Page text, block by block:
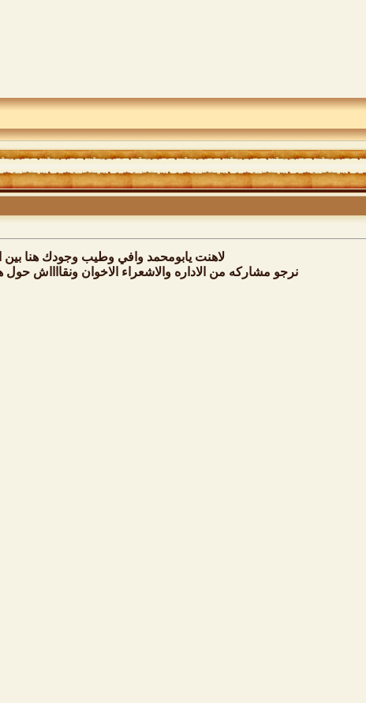
لاهنت يابومحمد وافي وطيب وجودك هنا بين
نرجو مشاركه من الاداره والاشعراء الاخوان ونقااااش حول